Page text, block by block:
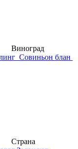
Виноград
Совиньон блан
Страна